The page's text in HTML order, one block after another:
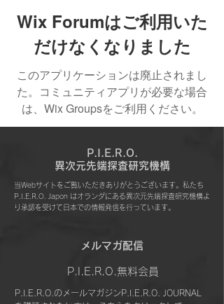
Wix Forumはご利用いた
だけなくなりました
このアプリケーションは廃止されまし
た。コミュニティアプリが必要な場合
は、Wix Groupsをご利用ください。
P.I.E.R.O.
​異次元先端探査研究機構
当Webサイトをご覧いただきありがとうございます。私たち
P.I.E.R.O. Japon はオランダにある異次元先端探査研究機構よ
り承認を受けて日本での情報発信を行っています。
​メルマガ配信
P.I.E.R.O.無料会員
P.I.E.R.O.のメールマガジンP.I.E.R.O. JOURNAL